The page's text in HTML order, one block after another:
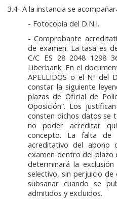
3.4- A la instancia se
- Fotocopia del D.N.I.
- Comprobante
de examen. La tasa es
C/C ES 28 2048 1298
Liberbank. En el
APELLIDOS o el Nº del
constar la siguiente
plazas de Oficial de
Oposición“. Los
consten dichos datos se
no poder acreditar
concepto. La falta de
acreditativo del abono
examen dentro del plazo
determinará la
selectivo, sin perjuicio
subsanar cuando se
admitidos y excluidos.